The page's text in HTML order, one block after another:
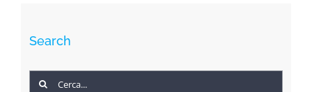
Search
Cerca